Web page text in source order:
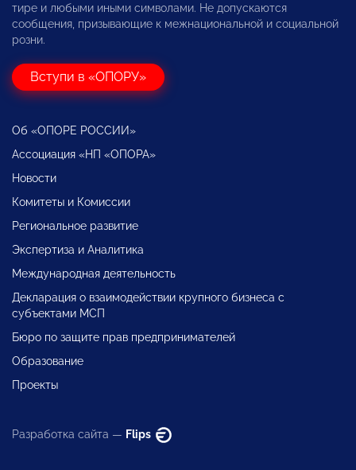
тире и любыми иными символами. Не допускаются
сообщения, призывающие к межнациональной и социальной
розни.
Вступи в «ОПОРУ»
Об «ОПОРЕ РОССИИ»
Ассоциация «НП «ОПОРА»
Новости
Комитеты и Комиссии
Региональное развитие
Экспертиза и Аналитика
Международная деятельность
Декларация о взаимодействии крупного бизнеса с
субъектами МСП
Бюро по защите прав предпринимателей
Образование
Проекты
Разработка сайта — Flips